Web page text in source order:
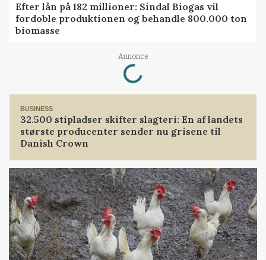
Efter lån på 182 millioner: Sindal Biogas vil
fordoble produktionen og behandle 800.000 ton
biomasse
Annonce
Loading...
BUSINESS
32.500 stipladser skifter slagteri: En af landets
største producenter sender nu grisene til
Danish Crown